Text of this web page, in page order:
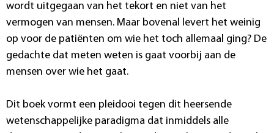
wordt uitgegaan van het tekort en niet van het
vermogen van mensen. Maar bovenal levert het weinig
op voor de patiënten om wie het toch allemaal ging? De
gedachte dat meten weten is gaat voorbij aan de
mensen over wie het gaat.
Dit boek vormt een pleidooi tegen dit heersende
wetenschappelijke paradigma dat inmiddels alle